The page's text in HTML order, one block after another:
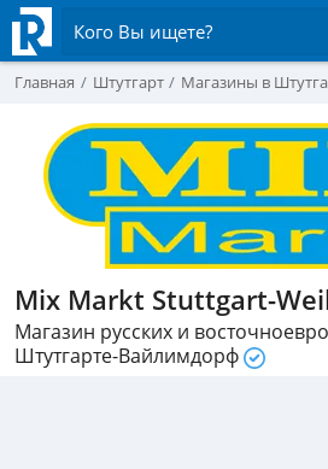
Кого Вы ищете?
Главная Штутгарт Магазины в
Mix Markt Stuttgart-
Магазин русских и
Штутгарте-Вайлимдорф